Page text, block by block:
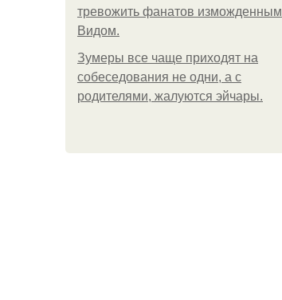
тревожить фанатов изможденным
Видом.
Зумеры все чаще приходят на
собеседования не одни, а с
родителями, жалуются эйчары.